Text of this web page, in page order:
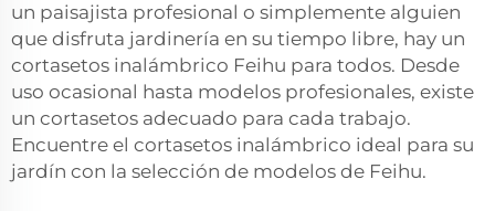
un paisajista profesional o simplemente alguien
que disfruta jardinería en su tiempo libre, hay un
cortasetos inalámbrico Feihu para todos. Desde
uso ocasional hasta modelos profesionales, existe
un cortasetos adecuado para cada trabajo.
Encuentre el cortasetos inalámbrico ideal para su
jardín con la selección de modelos de Feihu.